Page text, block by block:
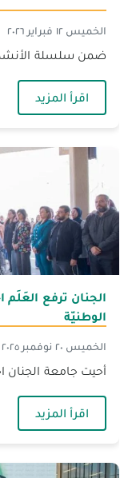
الخميس ١٢ فبراير ٢٠٢٦
ضمن سلسلة
اقرأ المزيد
الجنان ترفع العَلَم
الوطنيّة
الخميس ٢٠ نوفمبر ٢٠٢٥
أحيت جامعة الجنان
اقرأ المزيد—